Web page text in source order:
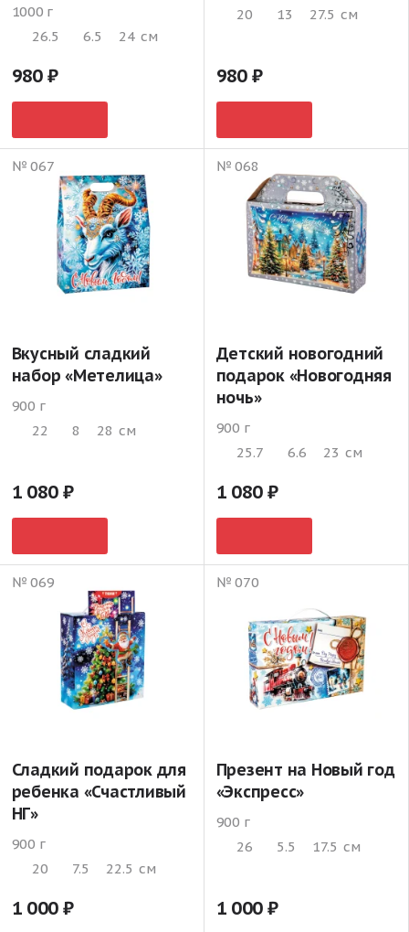
1000 г
26.5
6.5 24 см
980
20
13 27.5 см
980
№ 067
Вкусный сладкий
набор «Метелица»
900 г
22
8 28 см
1 080
№ 068
Детский новогодний
подарок «Новогодняя
ночь»
900 г
25.7
6.6 23 см
1 080
№ 069
Сладкий подарок для
ребенка «Счастливый
НГ»
900 г
20
7.5 22.5 см
1 000
№ 070
Презент на Новый год
«Экспресс»
900 г
26
5.5 17.5 см
1 000